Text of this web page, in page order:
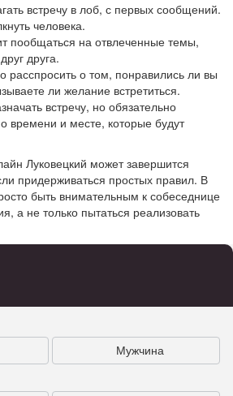
встречу в лоб, с первых сообщений.
человека.
пообщаться на отвлеченные темы,
друга.
расспросить о том, понравились ли вы
ли желание встретиться.
встречу, но обязательно
времени и месте, которые будут
Луковецкий может завершится
придерживаться простых правил. В
быть внимательным к собеседнице
а не только пытаться реализовать
Мужчина